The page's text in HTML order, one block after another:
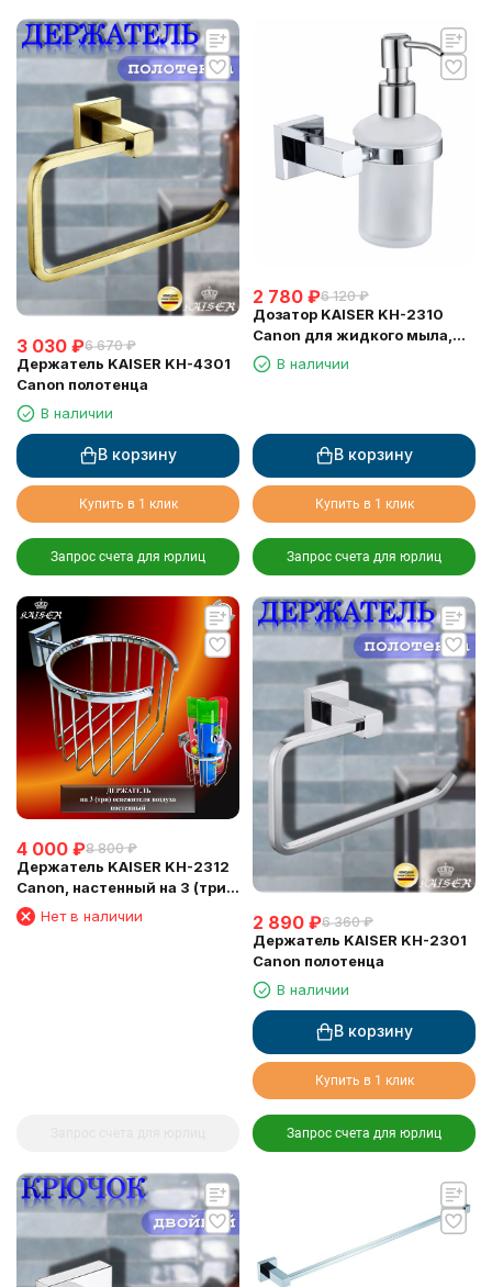
3 030 ₽6 670 ₽
Держатель KAISER KH-4301
Canon полотенца
В наличии
В корзину
Купить в 1 клик
Запрос счета для юрлиц
2 780 ₽6 120 ₽
Дозатор KAISER KH-2310
Canon для жидкого мыла,
настенный
В наличии
В корзину
Купить в 1 клик
Запрос счета для юрлиц
4 000 ₽8 800 ₽
Держатель KAISER KH-2312
Canon, настенный на 3 (три)
освежителя воздуха
Нет в наличии 2 890 ₽6 360 ₽
Держатель KAISER KH-2301
Canon полотенца
В наличии
В корзину
Купить в 1 клик
Запрос счета для юрлиц